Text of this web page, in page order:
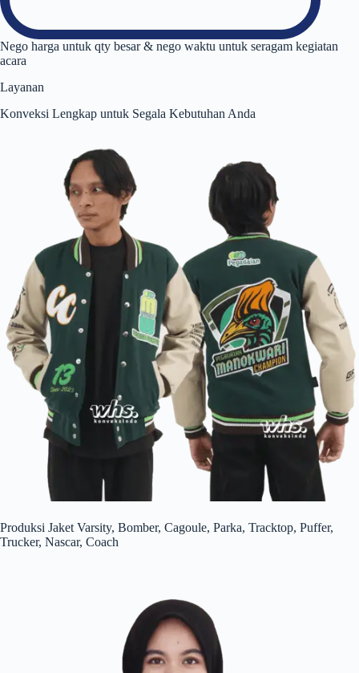
Nego harga untuk qty besar & nego waktu untuk seragam kegiatan
acara
Layanan
Konveksi Lengkap untuk Segala Kebutuhan Anda
Produksi Jaket Varsity, Bomber, Cagoule, Parka, Tracktop, Puffer,
Trucker, Nascar, Coach